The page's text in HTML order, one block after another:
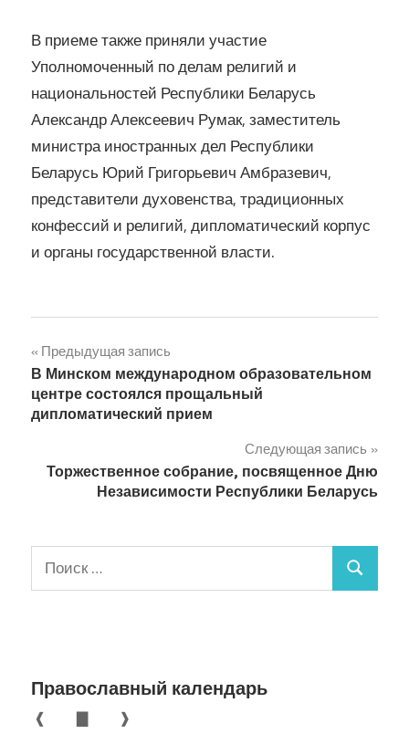
В приеме также приняли участие
Уполномоченный по делам религий и
национальностей Республики Беларусь
Александр Алексеевич Румак, заместитель
министра иностранных дел Республики
Беларусь Юрий Григорьевич Амбразевич,
представители духовенства, традиционных
конфессий и религий, дипломатический корпус
и органы государственной власти.
Навигация
по
записям
Предыдущая запись
В Минском международном образовательном
центре состоялся прощальный
дипломатический прием
Следующая запись
Торжественное собрание, посвященное Дню
Независимости Республики Беларусь
Поиск
для:
Поиск
Православный календарь
❰ ❱